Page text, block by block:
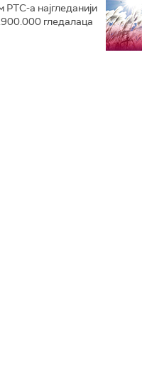
a најгледанији
гледалаца